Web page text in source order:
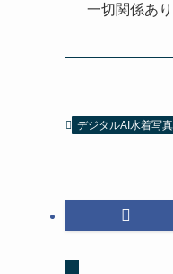
一切関係あり
デジタルAI水着写